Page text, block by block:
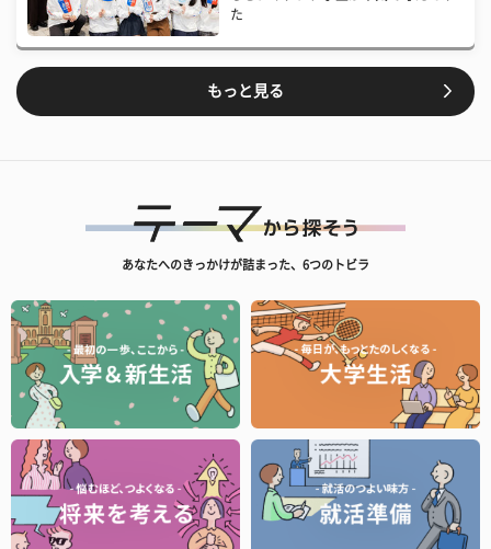
た
もっと見る
あなたへのきっかけが詰まった、6つのトビラ